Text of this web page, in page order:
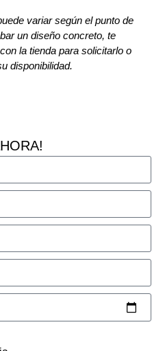
variar según el punto de
un diseño concreto, te
la tienda para solicitarlo o
disponibilidad.